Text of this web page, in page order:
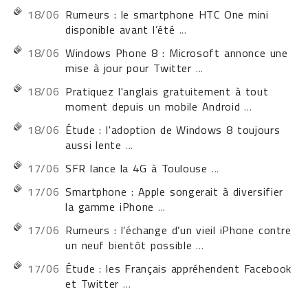
18/06 Rumeurs : le smartphone HTC One mini
disponible avant l’été ...
18/06 Windows Phone 8 : Microsoft annonce une
mise à jour pour Twitter ...
18/06 Pratiquez l'anglais gratuitement à tout
moment depuis un mobile Android...
18/06 Étude : l'adoption de Windows 8 toujours
aussi lente ...
17/06 SFR lance la 4G à Toulouse ...
17/06 Smartphone : Apple songerait à diversifier
la gamme iPhone ...
17/06 Rumeurs : l’échange d’un vieil iPhone contre
un neuf bientôt possible ...
17/06 Étude : les Français appréhendent Facebook
et Twitter ...